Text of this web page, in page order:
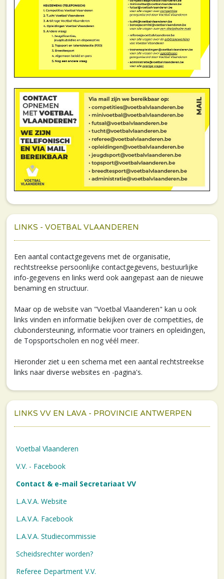
LINKS - VOETBAL VLAANDEREN
Een aantal contactgegevens met de organisatie,
rechtstreekse persoonlijke contactgegevens, bestuurlijke
info-gegevens en links werd ook aangepast aan de nieuwe
benaming en structuur.
Maar op de website van "Voetbal Vlaanderen" kan u ook
links vinden en informatie bekijken over de competities, de
clubondersteuning, informatie voor trainers en opleidingen,
de Topsportscholen en nog véél meer.
Hieronder ziet u een schema met een aantal rechtstreekse
links naar diverse websites en -pagina's.
LINKS VV EN LAVA - PROVINCIE ANTWERPEN
Voetbal Vlaanderen
V.V. - Facebook
Contact & e-mail Secretariaat VV
L.A.V.A. Website
L.A.V.A. Facebook
L.A.V.A. Studiecommissie
Scheidsrechter worden?
Referee Department V.V.